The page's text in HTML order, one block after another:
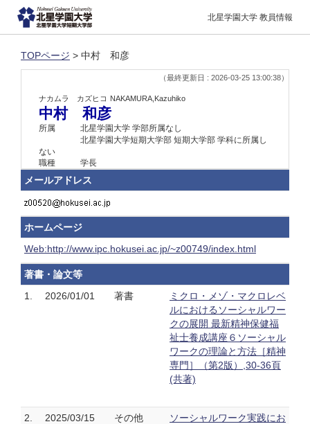
北星学園大学 教員情報
TOPページ > 中村 和彦
（最終更新日 : 2026-03-25 13:00:38）
ナカムラ カズヒコ NAKAMURA,Kazuhiko
中村 和彦
所属
北星学園大学 学部所属なし
北星学園大学短期大学部 短期大学部 学科に所属し
ない
職種
学長
メールアドレス
ホームページ
Web:http://www.ipc.hokusei.ac.jp/~z00749/index.html
著書・論文等
1.
2026/01/01 著書
ミクロ・メゾ・マクロレベ
ルにおけるソーシャルワー
クの展開 最新精神保健福
祉士養成講座６ソーシャル
ワークの理論と方法［精神
専門］（第2版）,30-36頁
(共著)
2. 2025/03/15 その他
ソーシャルワーク実践にお